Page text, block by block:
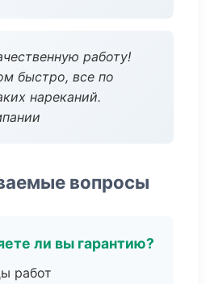
работу!
быстро, все по
нареканий.
вопросы
ли вы гарантию?
работ